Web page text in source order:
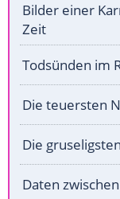
Bilder einer
Zeit
Todsünden im
Die teuersten
Die
Daten